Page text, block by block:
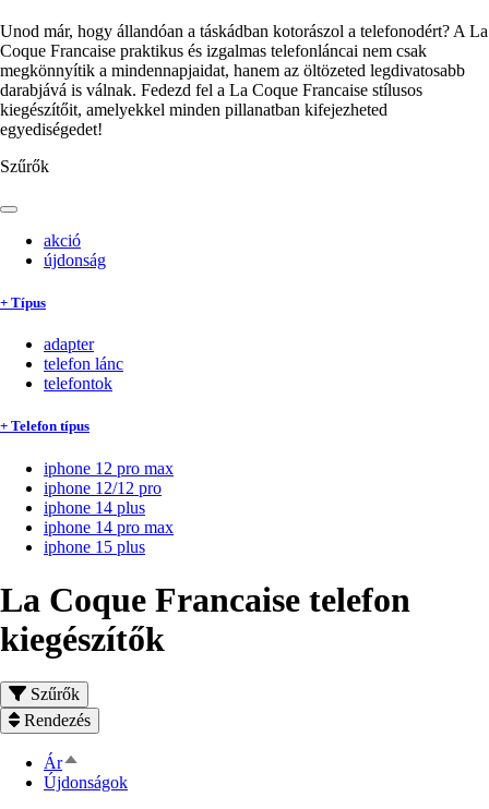
Unod már, hogy állandóan a táskádban kotorászol a telefonodért? A La
Coque Francaise praktikus és izgalmas telefonláncai nem csak
megkönnyítik a mindennapjaidat, hanem az öltözeted legdivatosabb
darabjává is válnak. Fedezd fel a La Coque Francaise stílusos
kiegészítőit, amelyekkel minden pillanatban kifejezheted
egyediségedet!
Szűrők
akció
újdonság
+ Típus
adapter
telefon lánc
telefontok
+ Telefon típus
iphone 12 pro max
iphone 12/12 pro
iphone 14 plus
iphone 14 pro max
iphone 15 plus
La Coque Francaise telefon
kiegészítők
Szűrők
Rendezés
ÁrCsökkenő
rendezés
Újdonságok